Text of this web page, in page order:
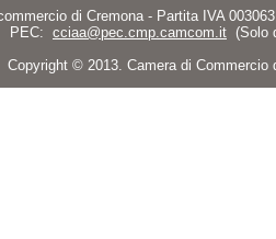
di Cremona - Partita IVA
PEC: cciaa@pec.cmp.camcom.it (Solo
Copyright © 2013. Camera di